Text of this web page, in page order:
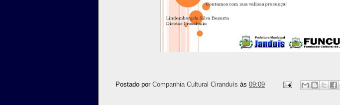
Postado por Companhia Cultural Ciranduís às 09:09